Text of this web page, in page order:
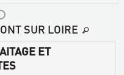
SUR LOIRE
ET